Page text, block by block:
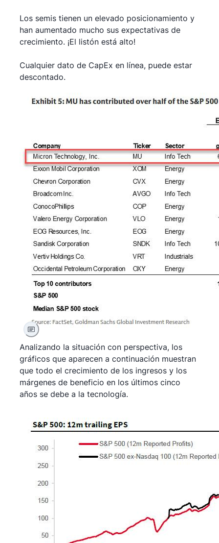
Los semis tienen un elevado posicionamiento y
han aumentado mucho sus expectativas de
crecimiento. ¡El listón está alto!
Cualquier dato de CapEx en línea, puede estar
descontado.
Analizando la situación con perspectiva, los
gráficos que aparecen a continuación muestran
que todo el crecimiento de los ingresos y los
márgenes de beneficio en los últimos cinco
años se debe a la tecnología.